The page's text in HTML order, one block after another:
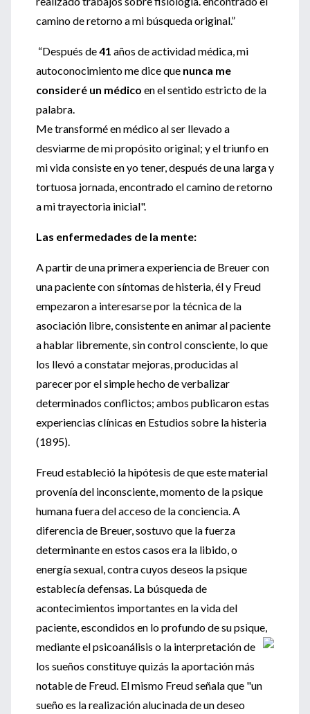
camino de retorno a mi búsqueda original.”
“Después de41 años de actividad médica, mi
autoconocimiento me dice que nunca me
consideré un médico en el sentido estricto de la
palabra.
Me transformé en médico al ser llevado a
desviarme de mi propósito original; y el triunfo en
mi vida consiste en yo tener, después de una larga y
tortuosa jornada, encontrado el camino de retorno
a mi trayectoria inicial".
Las enfermedades de la mente:
A partir de una primera experiencia de Breuer con
una paciente con síntomas de histeria, él y Freud
empezaron a interesarse por la técnica de la
asociación libre, consistente en animar al paciente
a hablar libremente, sin control consciente, lo que
los llevó a constatar mejoras, producidas al
parecer por el simple hecho de verbalizar
determinados conflictos; ambos publicaron estas
experiencias clínicas en Estudios sobre la histeria
(1895).
Freud estableció la hipótesis de que este material
provenía del inconsciente, momento de la psique
humana fuera del acceso de la conciencia. A
diferencia de Breuer, sostuvo que la fuerza
determinante en estos casos era la libido, o
energía sexual, contra cuyos deseos la psique
establecía defensas. La búsqueda de
acontecimientos importantes en la vida del
paciente, escondidos en lo profundo de su psique,
mediante el psicoanálisis o la interpretación de
los sueños constituye quizás la aportación más
notable de Freud. El mismo Freud señala que "un
sueño es la realización alucinada de un deseo